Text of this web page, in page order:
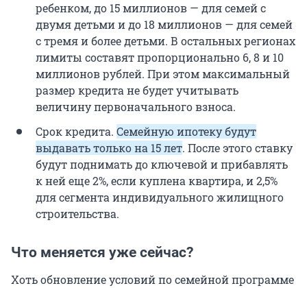
ребенком, до 15 миллионов — для семей с
двумя детьми и до 18 миллионов — для семей
с тремя и более детьми. В остальных регионах
лимиты составят пропорционально 6, 8 и 10
миллионов рублей. При этом максимальный
размер кредита не будет учитывать
величину первоначального взноса.
Срок кредита. Семейную ипотеку будут
выдавать только на 15 лет. После этого ставку
будут поднимать до ключевой и прибавлять
к ней еще 2%, если куплена квартира, и 2,5%
для сегмента индивидуального жилищного
строительства.
Что меняется уже сейчас?
Хоть обновление условий по семейной программе